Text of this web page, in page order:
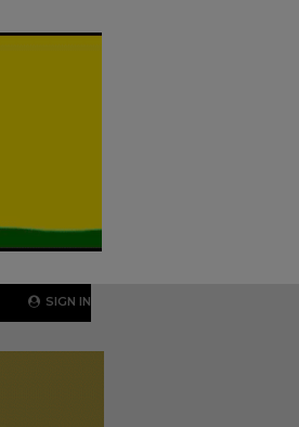
SIGN IN